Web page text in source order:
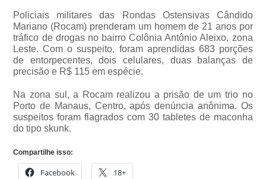
Policiais militares das Rondas Ostensivas Cândido
Mariano (Rocam) prenderam um homem de 21 anos por
tráfico de drogas no bairro Colônia Antônio Aleixo, zona
Leste. Com o suspeito, foram aprendidas 683 porções
de entorpecentes, dois celulares, duas balanças de
precisão e R$ 115 em espécie.
Na zona sul, a Rocam realizou a prisão de um trio no
Porto de Manaus, Centro, após denúncia anônima. Os
suspeitos foram flagrados com 30 tabletes de maconha
do tipo skunk.
Compartilhe isso:
Facebook 18+